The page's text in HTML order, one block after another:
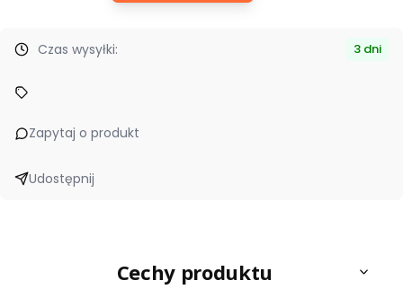
Czas wysyłki: 3 dni
Zapytaj o produkt
Udostępnij
Cechy produktu